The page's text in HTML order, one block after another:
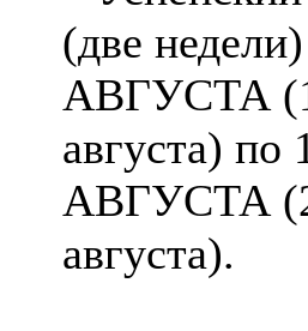
(две
АВГУСТА
августа) по
АВГУСТА
августа).